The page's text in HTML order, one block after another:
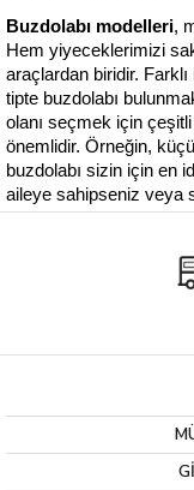
Buzdolabı modelleri,
Hem yiyeceklerimizi
araçlardan biridir.
tipte buzdolabı
olanı seçmek için
önemlidir. Örneğin,
buzdolabı sizin için en
aileye sahipseniz veya
modelleri
Yeni nesil a+++
hem bütçenize hem de
sunarak, seçim
En Çok Tercih
Özellikleri
Son yıllarda,